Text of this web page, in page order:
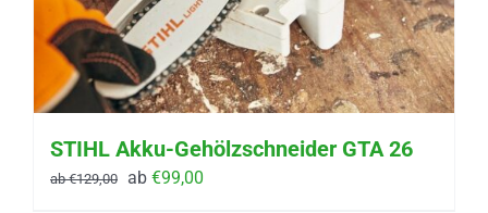
STIHL Akku-Gehölzschneider GTA 26
ab€129,00 ab €99,00